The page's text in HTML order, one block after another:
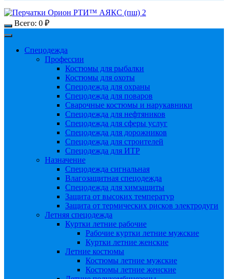
Всего: 0 ₽
Спецодежда
Профессии
Костюмы для рыбалки
Костюмы для охоты
Спецодежда для охраны
Спецодежда для поваров
Сварочные костюмы и нарукавники
Спецодежда для нефтяников
Спецодежда для сферы услуг
Спецодежда для дорожников
Спецодежда для строителей
Спецодежда для ИТР
Назначение
Спецодежда сигнальная
Влагозащитная спецодежда
Спецодежда для химзащиты
Защита от высоких температур
Защита от термических рисков электродуги
Летняя спецодежда
Куртки летние рабочие
Рабочие куртки летние мужские
Куртки летние женские
Летние костюмы
Костюмы летние мужские
Костюмы летние женские